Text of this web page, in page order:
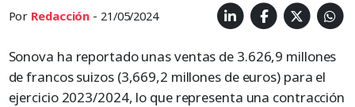
Por Redacción - 21/05/2024
Sonova ha reportado unas ventas de 3.626,9 millones
de francos suizos (3,669,2 millones de euros) para el
ejercicio 2023/2024, lo que representa una contracción